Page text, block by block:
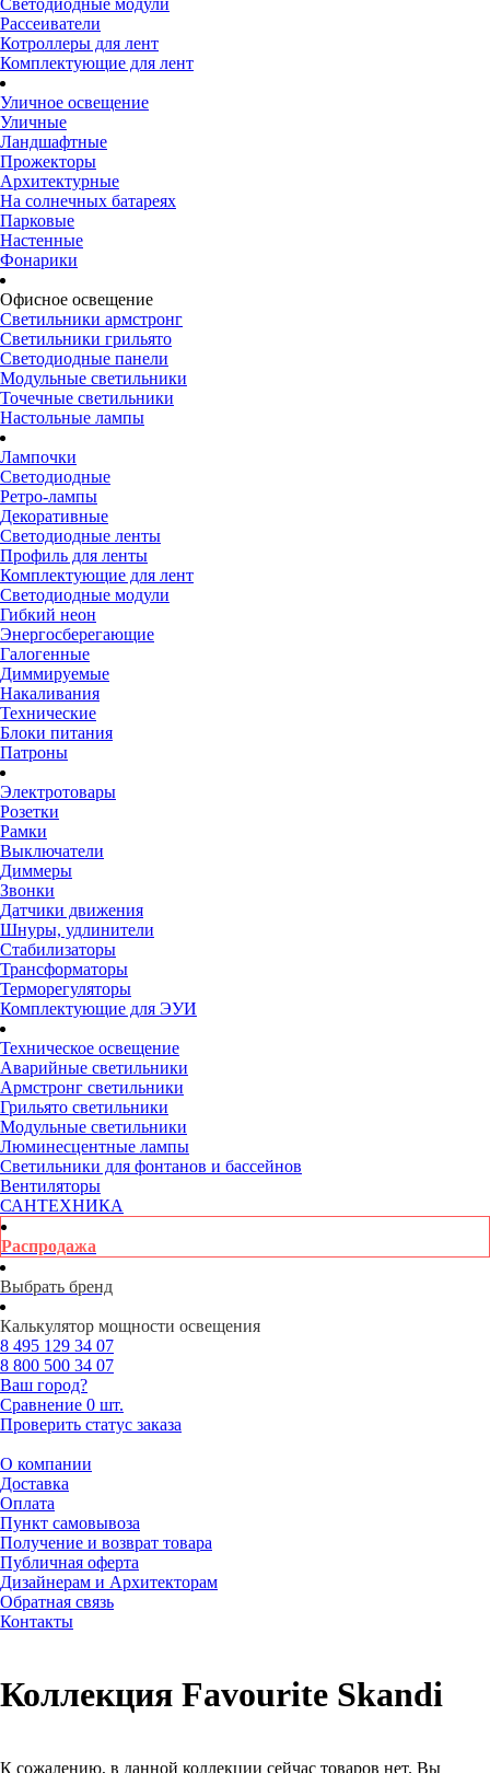
Светодиодные модули
Рассеиватели
Котроллеры для лент
Комплектующие для лент
Уличное освещение
Уличные
Ландшафтные
Прожекторы
Архитектурные
На солнечных батареях
Парковые
Настенные
Фонарики
Офисное освещение
Светильники армстронг
Светильники грильято
Светодиодные панели
Модульные светильники
Точечные светильники
Настольные лампы
Лампочки
Светодиодные
Ретро-лампы
Декоративные
Светодиодные ленты
Профиль для ленты
Комплектующие для лент
Светодиодные модули
Гибкий неон
Энергосберегающие
Галогенные
Диммируемые
Накаливания
Технические
Блоки питания
Патроны
Электротовары
Розетки
Рамки
Выключатели
Диммеры
Звонки
Датчики движения
Шнуры, удлинители
Стабилизаторы
Трансформаторы
Терморегуляторы
Комплектующие для ЭУИ
Техническое освещение
Аварийные светильники
Армстронг светильники
Грильято светильники
Модульные светильники
Люминесцентные лампы
Светильники для фонтанов и бассейнов
Вентиляторы
САНТЕХНИКА
Распродажа
Выбрать бренд
Калькулятор мощности освещения
8 495 129 34 07
8 800 500 34 07
Ваш город?
Сравнение 0 шт.
Проверить статус заказа
О компании
Доставка
Оплата
Пункт самовывоза
Получение и возврат товара
Публичная оферта
Дизайнерам и Архитекторам
Обратная связь
Контакты
Коллекция Favourite Skandi
К сожалению, в данной коллекции сейчас товаров нет. Вы